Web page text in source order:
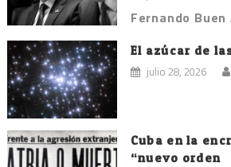
Fernando
El azúcar de
julio 28, 2026
Cuba en la
“nuevo orden